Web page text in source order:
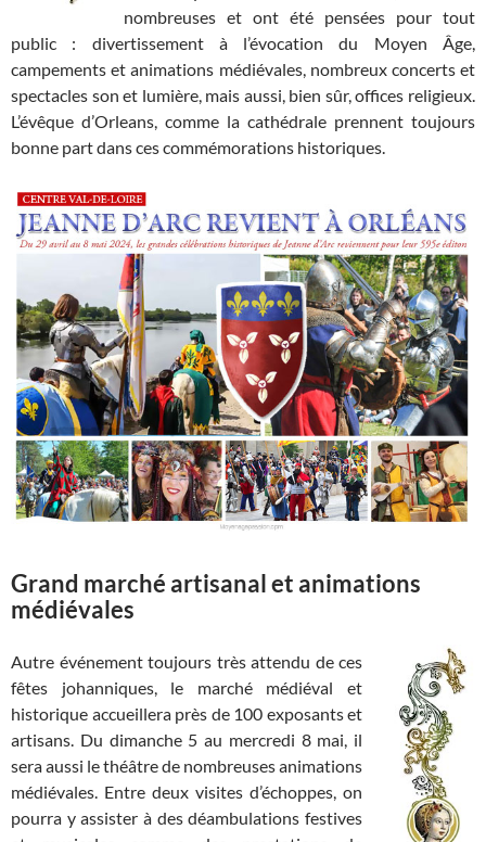
nombreuses et ont été pensées pour tout
public : divertissement à l’évocation du Moyen Âge,
campements et animations médiévales, nombreux concerts et
spectacles son et lumière, mais aussi, bien sûr, offices religieux.
L’évêque d’Orleans, comme la cathédrale prennent toujours
bonne part dans ces commémorations historiques.
Grand marché artisanal et animations
médiévales
Autre événement toujours très attendu de ces
fêtes johanniques, le marché médiéval et
historique accueillera près de 100 exposants et
artisans. Du dimanche 5 au mercredi 8 mai, il
sera aussi le théâtre de nombreuses animations
médiévales. Entre deux visites d’échoppes, on
pourra y assister à des déambulations festives